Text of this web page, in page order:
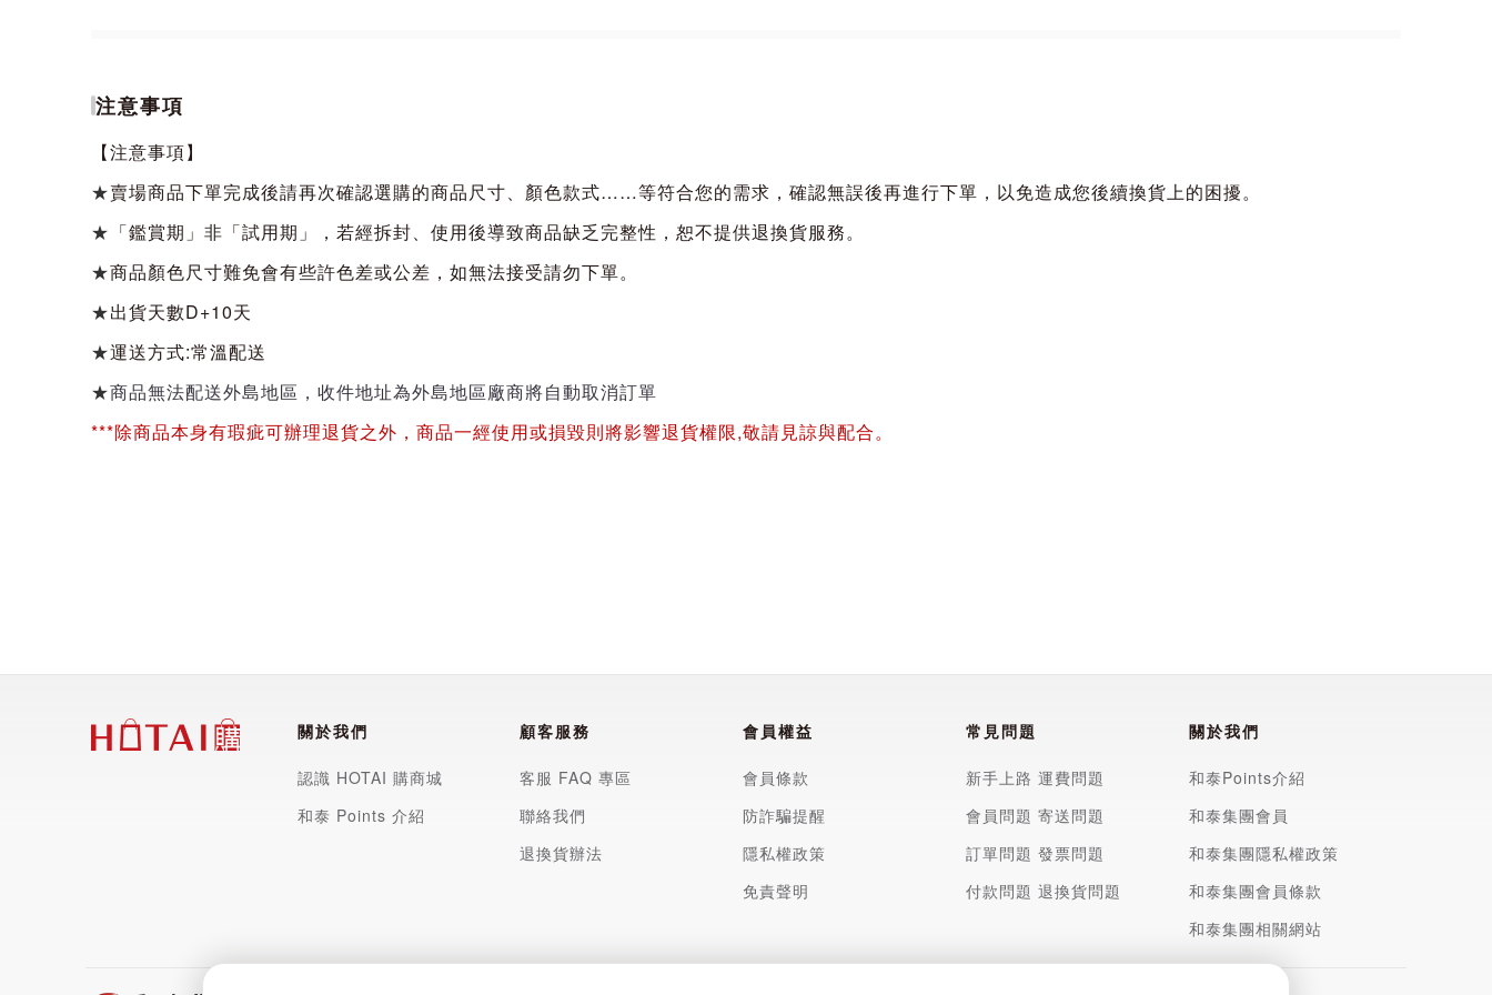
注意事項
【注意事項】
★賣場商品下單完成後請再次確認選購的商品尺寸、顏色款式……等符合您的需求，確認無誤後再進行下單，以免造成您後續換貨上的困擾。
★ 「鑑賞期」非「試用期」，若經拆封、使用後導致商品缺乏完整性，恕不提供退換貨服務。
★商品顏色尺寸難免會有些許色差或公差，如無法接受請勿下單。
★出貨天數D+10天
★運送方式:常溫配送
★商品無法配送外島地區，收件地址為外島地區廠商將自動取消訂單
***除商品本身有瑕疵可辦理退貨之外，商品一經使用或損毀則將影響退貨權限,敬請見諒與配合。
關於我們
認識 HOTAI 購商城
和泰 Points 介紹
顧客服務
客服 FAQ 專區
聯絡我們
退換貨辦法
會員權益
會員條款
防詐騙提醒
隱私權政策
免責聲明
常見問題
新手上路
會員問題
訂單問題
付款問題
運費問題
寄送問題
發票問題
退換貨問題
關於我們
和泰Points介紹
和泰集團會員
和泰集團隱私權政策
和泰集團會員條款
和泰集團相關網站